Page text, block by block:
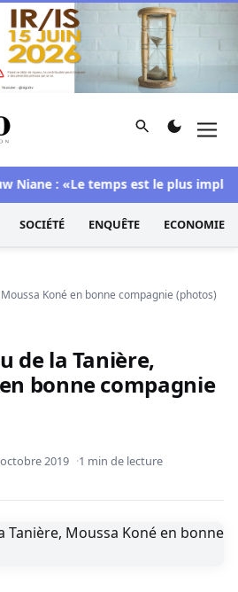
d'information et d'investigation
Rechercher
: «Le temps est le plus
SOCIÉTÉ ENQUÊTE ECONOMIE
Koné en bonne compagnie (photos)
de la Tanière,
bonne compagnie
2019 1 min de lecture